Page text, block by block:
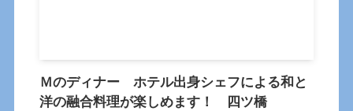
Ｍのディナー ホテル出身シェフによる和と
洋の融合料理が楽しめます！ 四ツ橋